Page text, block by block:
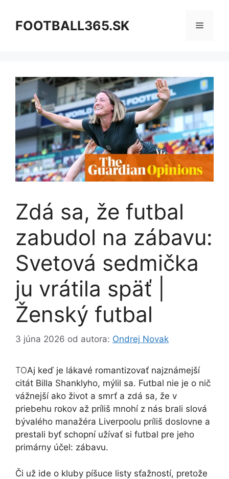
obsahFOOTBALL365.SK Menu
Zdá sa, že futbal
zabudol na zábavu:
Svetová sedmička
ju vrátila späť |
Ženský futbal
3 júna 2026 od autora: Ondrej Novak
TOAj keď je lákavé romantizovať najznámejší
citát Billa Shanklyho, mýlil sa. Futbal nie je o nič
vážnejší ako život a smrť a zdá sa, že v
priebehu rokov až príliš mnohí z nás brali slová
bývalého manažéra Liverpoolu príliš doslovne a
prestali byť schopní užívať si futbal pre jeho
primárny účel: zábavu.
Či už ide o kluby píšuce listy sťažností, pretože